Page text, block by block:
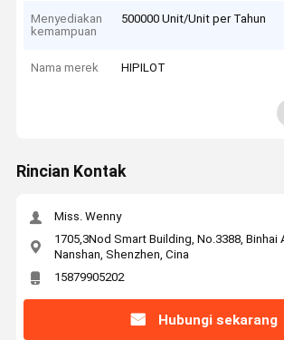
Menyediakan
kemampuan
500000 Unit/Unit per Tahun
Nama merek HIPILOT
Rincian Kontak
Miss. Wenny
1705,3Nod Smart Building, No.3388, Binhai
Nanshan, Shenzhen, Cina
15879905202
Hubungi sekarang